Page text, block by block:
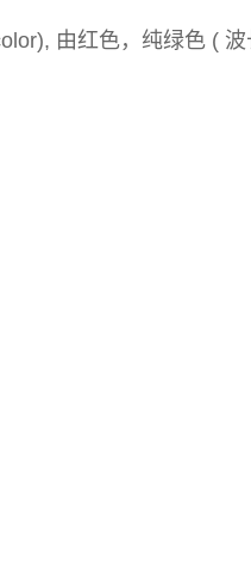
由红色，纯绿色 ( 波